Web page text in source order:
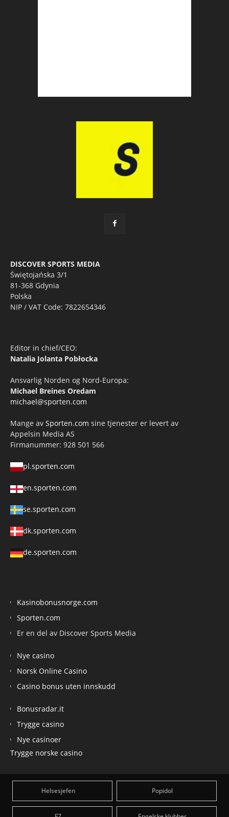
DISCOVER SPORTS MEDIA
Świętojańska 3/1
81-368 Gdynia
Polska
NIP / VAT Code: 7822654346
Editor in chief/CEO:
Natalia Jolanta Pobłocka
Ansvarlig Norden og Nord-Europa:
Michael Breines Oredam
michael@sporten.com
Mange av Sporten.com sine tjenester er levert av
Appelsin Media AS
Firmanummer: 928 501 566
pl.sporten.com
en.sporten.com
se.sporten.com
dk.sporten.com
de.sporten.com
Kasinobonusnorge.com
Sporten.com
Er en del av Discover Sports Media
Nye casino
Norsk Online Casino
Casino bonus uten innskudd
Bonusradar.it
Trygge casino
Nye casinoer
Trygge norske casino
Helsesjefen Popidol